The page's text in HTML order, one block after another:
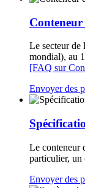
Le secteur de
mondial), au
[FAQ sur
Envoyer des
Le conteneur
particulier, un
Envoyer des